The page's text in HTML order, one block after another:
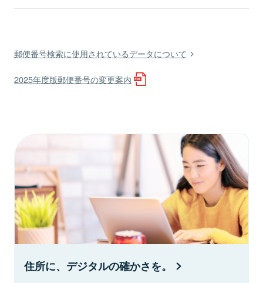
郵便番号検索に使用されているデータについて
2025年度版郵便番号の変更案内
住所に、デジタルの確かさを。